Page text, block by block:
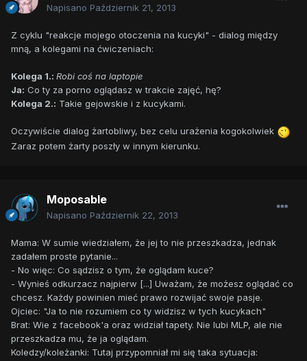
Napisano Październik 21, 2013
Z cyklu "reakcje mojego otoczenia na kucyki" - dialog między
mną, a kolegami na ćwiczeniach:
Kolega 1.: Robi coś na laptopie
Ja: Co ty za porno oglądasz w trakcie zajęć, hę?
Kolega 2.: Takie gejowskie i z kucykami.
Oczywiście dialog żartobliwy, bez celu urażenia kogokolwiek
Zaraz potem żarty poszły w innym kierunku.
Moposable
Napisano Październik 22, 2013
Mama: W sumie wiedziałem, że jej to nie przeszkadza, jednak
zadałem proste pytanie...
- No więc: Co sądzisz o tym, że oglądam kuce?
- Wynieś odkurzacz najpierw [...] Uważam, że możesz oglądać co
chcesz. Każdy powinien mieć prawo rozwijać swoje pasje.
Ojciec: "Ja to nie rozumiem co ty widzisz w tych kucykach"
Brat: Wie z facebook'a oraz widział tapety. Nie lubi MLP, ale nie
przeszkadza mu, że ja oglądam.
Koledzy/koleżanki: Tutaj przypomniał mi się taka sytuacja: